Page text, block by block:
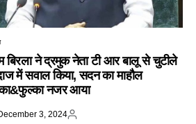
बिरला ने द्रमुक नेता टी आर बालू से चुटीले
में सवाल किया, सदन का माहौल
नजर आया
3, 2024
Posted